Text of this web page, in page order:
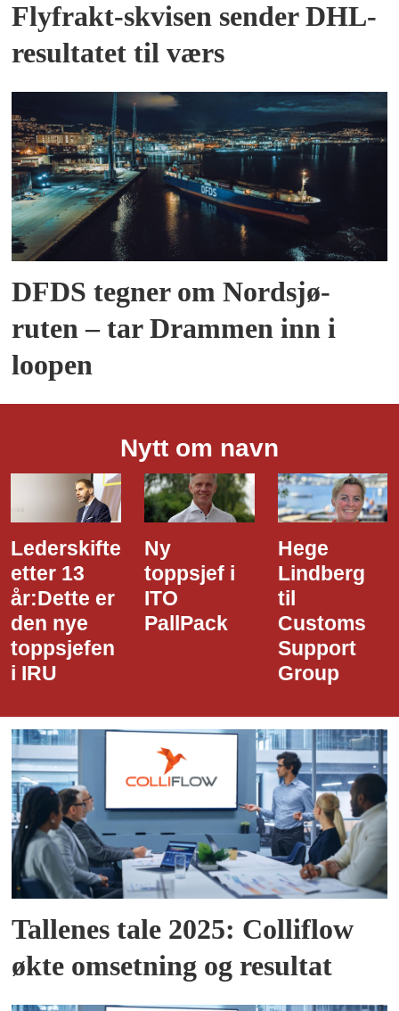
Flyfrakt-skvisen sender DHL-
resultatet til værs
DFDS tegner om Nordsjø-
ruten – tar Drammen inn i
loopen
Nytt om navn
Ny
toppsjef i
ITO
PallPack
Hege
Lindberg
til
Customs
Dette er
den nye
i Narvik
Havn
Tallenes tale 2025: Colliflow
økte omsetning og resultat